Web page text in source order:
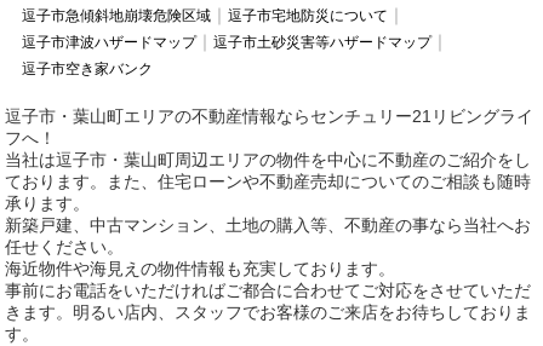
逗子市急傾斜地崩壊危険区域
逗子市宅地防災について
逗子市津波ハザードマップ
逗子市土砂災害等ハザードマップ
逗子市空き家バンク
逗子市・葉山町エリアの不動産情報ならセンチュリー21リビングライ
フへ！
当社は逗子市・葉山町周辺エリアの物件を中心に不動産のご紹介をし
ております。また、住宅ローンや不動産売却についてのご相談も随時
承ります。
新築戸建、中古マンション、土地の購入等、不動産の事なら当社へお
任せください。
海近物件や海見えの物件情報も充実しております。
事前にお電話をいただければご都合に合わせてご対応をさせていただ
きます。明るい店内、スタッフでお客様のご来店をお待ちしておりま
す。